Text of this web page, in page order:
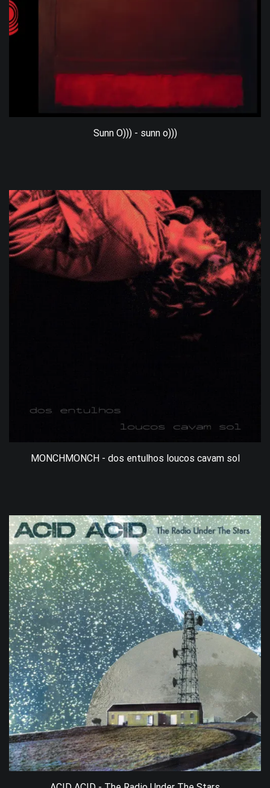
Sunn O))) - sunn o)))
MONCHMONCH - dos entulhos loucos cavam sol